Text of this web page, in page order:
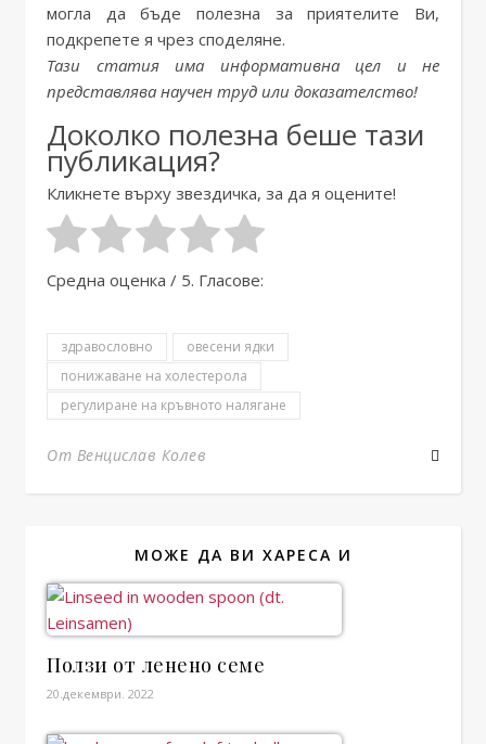
могла да бъде полезна за приятелите Ви,
подкрепете я чрез споделяне.
Тази статия има информативна цел и не
представлява научен труд или доказателство!
Доколко полезна беше тази
публикация?
Кликнете върху звездичка, за да я оцените!
Средна оценка / 5. Гласове:
здравословно
овесени ядки
понижаване на холестерола
регулиране на кръвното налягане
От Венцислав Колев
МОЖЕ ДА ВИ ХАРЕСА И
Ползи от ленено семе
20.декември. 2022